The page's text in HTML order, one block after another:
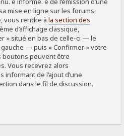
mise en ligne sur les forums,
vous rendre àla section des
d’affichage classique,
» situé en bas de celle-ci — le
— puis « Confirmer » votre
boutons peuvent être
Vous recevrez alors
de l’ajout d’une
dans le fil de discussion.